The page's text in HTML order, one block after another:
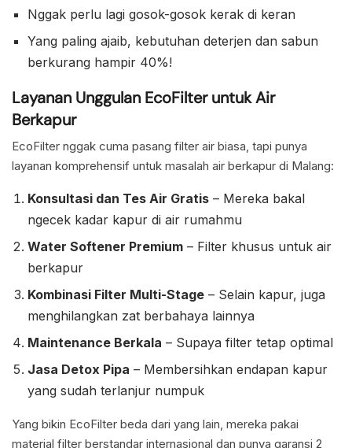
Nggak perlu lagi gosok-gosok kerak di keran
Yang paling ajaib, kebutuhan deterjen dan sabun
berkurang hampir 40%!
Layanan Unggulan EcoFilter untuk Air
Berkapur
EcoFilter nggak cuma pasang filter air biasa, tapi punya
layanan komprehensif untuk masalah air berkapur di Malang:
Konsultasi dan Tes Air Gratis – Mereka bakal
ngecek kadar kapur di air rumahmu
Water Softener Premium – Filter khusus untuk air
berkapur
Kombinasi Filter Multi-Stage – Selain kapur, juga
menghilangkan zat berbahaya lainnya
Maintenance Berkala – Supaya filter tetap optimal
Jasa Detox Pipa – Membersihkan endapan kapur
yang sudah terlanjur numpuk
Yang bikin EcoFilter beda dari yang lain, mereka pakai
material filter berstandar internasional dan punya garansi 2